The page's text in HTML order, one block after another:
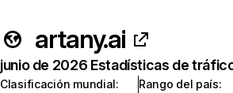
artany.ai
junio de 2026 Estadísticas de
Clasificación mundial:
Rango del país: